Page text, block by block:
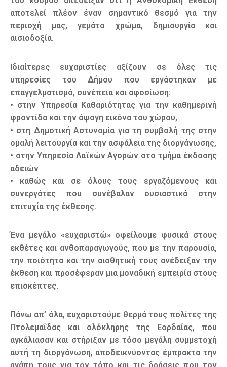
αποτελεί πλέον έναν σημαντικό θεσμό για την
περιοχή μας, γεμάτο χρώμα, δημιουργία και
αισιοδοξία.
Ιδιαίτερες ευχαριστίες αξίζουν σε όλες τις
υπηρεσίες του Δήμου που εργάστηκαν με
επαγγελματισμό, συνέπεια και αφοσίωση:
• στην Υπηρεσία Καθαριότητας για την καθημερινή
φροντίδα και την άψογη εικόνα του χώρου,
• στη Δημοτική Αστυνομία για τη συμβολή της στην
ομαλή λειτουργία και την ασφάλεια της διοργάνωσης,
• στην Υπηρεσία Λαϊκών Αγορών στο τμήμα έκδοσης
αδειών
• καθώς και σε όλους τους εργαζόμενους και
συνεργάτες που συνέβαλαν ουσιαστικά στην
επιτυχία της έκθεσης.
Ένα μεγάλο «ευχαριστώ» οφείλουμε φυσικά στους
εκθέτες και ανθοπαραγωγούς, που με την παρουσία,
την ποιότητα και την αισθητική τους ανέδειξαν την
έκθεση και προσέφεραν μια μοναδική εμπειρία στους
επισκέπτες.
Πάνω απ’ όλα, ευχαριστούμε θερμά τους πολίτες της
Πτολεμαΐδας και ολόκληρης της Εορδαίας, που
αγκάλιασαν και στήριξαν με τόσο μεγάλη συμμετοχή
αυτή τη διοργάνωση, αποδεικνύοντας έμπρακτα την